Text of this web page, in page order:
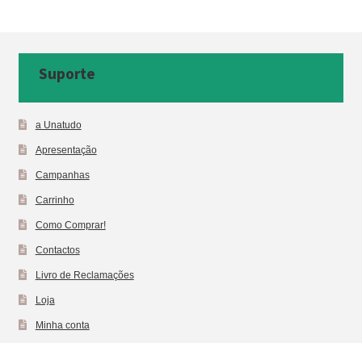
Suporte
a Unatudo
Apresentação
Campanhas
Carrinho
Como Comprar!
Contactos
Livro de Reclamações
Loja
Minha conta